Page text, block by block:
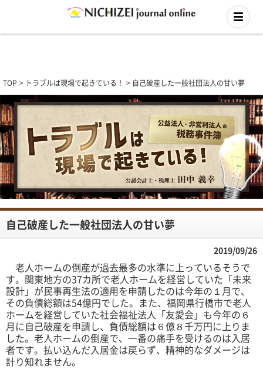
TOP トラブルは現場で起きている！ 自己破産した一般社団法人の甘い夢
自己破産した一般社団法人の甘い夢
2019/09/26
老人ホームの倒産が過去最多の水準に上っているそうで
す。関東地方の37カ所で老人ホームを経営していた「未来
設計」が民事再生法の適用を申請したのは今年の１月で、
その負債総額は54億円でした。また、福岡県行橋市で老人
ホームを経営していた社会福祉法人「友愛会」も今年の６
月に自己破産を申請し、負債総額は６億８千万円に上りま
した。老人ホームの倒産で、一番の痛手を受けるのは入居
者です。払い込んだ入居金は戻らず、精神的なダメージは
計り知れません。